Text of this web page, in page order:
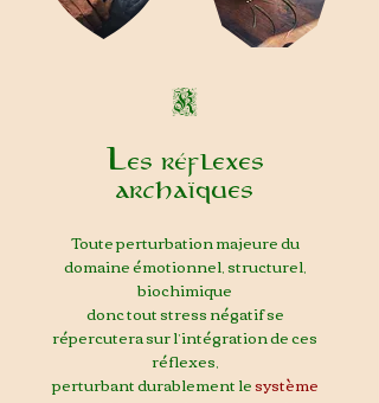
K
Les réflexes
archaïques
Toute perturbation majeure du
domaine émotionnel,structurel,
biochimique
donc tout stress négatif se
répercutera sur l’intégration de ces
réflexes,
perturbant durablementlesystème